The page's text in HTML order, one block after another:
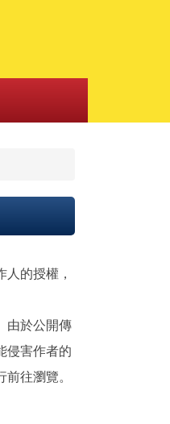
的授權，
由於公開傳
侵害作者的
往瀏覽。